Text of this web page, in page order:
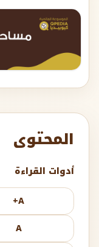
المحتوى
أدوات القراءة
A+
A